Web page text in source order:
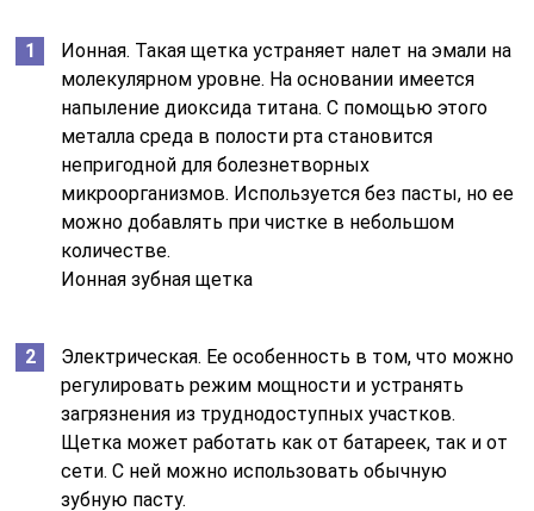
Ионная. Такая щетка устраняет налет на эмали на
молекулярном уровне. На основании имеется
напыление диоксида титана. С помощью этого
металла среда в полости рта становится
непригодной для болезнетворных
микроорганизмов. Используется без пасты, но ее
можно добавлять при чистке в небольшом
количестве.
Ионная зубная щетка
Электрическая. Ее особенность в том, что можно
регулировать режим мощности и устранять
загрязнения из труднодоступных участков.
Щетка может работать как от батареек, так и от
сети. С ней можно использовать обычную
зубную пасту.